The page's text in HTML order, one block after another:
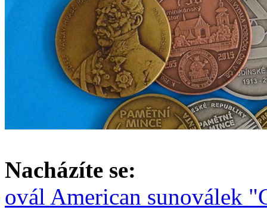
Nacházíte se:
ovál American sunoválek